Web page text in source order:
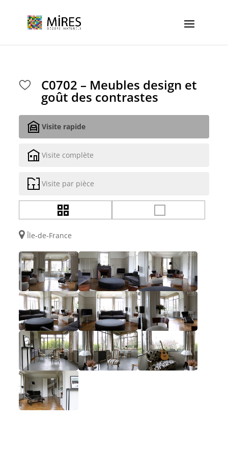
C0702 – Meubles design et
goût des contrastes
Visite rapide
Visite complète
Visite par pièce
Île-de-France